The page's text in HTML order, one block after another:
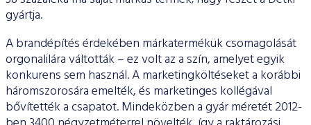
gyártja.
A brandépítés érdekében márkatermékük csomagolását
orgonalilára váltották – ez volt az a szín, amelyet egyik
konkurens sem használ. A marketingköltéseket a korábbi
háromszorosára emelték, és marketinges kollégával
bővítették a csapatot. Mindeközben a gyár méretét 2012-